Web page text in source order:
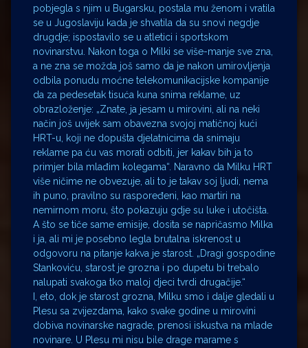
pobjegla s njim u Bugarsku, postala mu ženom i vratila
se u Jugoslaviju kada je shvatila da su snovi negdje
drugdje; ispostavilo se u atletici i sportskom
novinarstvu. Nakon toga o Milki se više-manje sve zna,
a ne zna se možda još samo da je nakon umirovljenja
odbila ponudu moćne telekomunikacijske kompanije
da za pedesetak tisuća kuna snima reklame, uz
obrazloženje: „Znate, ja jesam u mirovini, ali na neki
način još uvijek sam obavezna svojoj matičnoj kući
HRT-u, koji ne dopušta djelatnicima da snimaju
reklame pa ću vas morati odbiti, jer kakav bih ja to
primjer bila mlađim kolegama“. Naravno da Milku HRT
više ničime ne obvezuje, ali to je takav soj ljudi, nema
ih puno, pravilno su raspoređeni, kao martiri na
nemirnom moru, što pokazuju gdje su luke i utočišta.
A što se tiče same emisije, dosita se napričasmo Milka
i ja, ali mi je posebno legla brutalna iskrenost u
odgovoru na pitanje kakva je starost. „Dragi gospodine
Stankoviću, starost je grozna i po dupetu bi trebalo
nalupati svakoga tko maloj djeci tvrdi drugačije.“
I, eto, dok je starost grozna, Milku smo i dalje gledali u
Plesu sa zvijezdama, kako svake godine u mirovini
dobiva novinarske nagrade, prenosi iskustva na mlade
novinare. U Plesu mi nisu bile drage marame s